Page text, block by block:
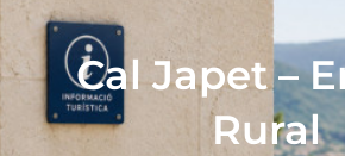
Cultura
Gastronomia
Cal Japet –
Rural